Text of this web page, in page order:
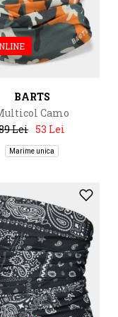
BARTS
Camo
Lei 53 Lei
Marime unica